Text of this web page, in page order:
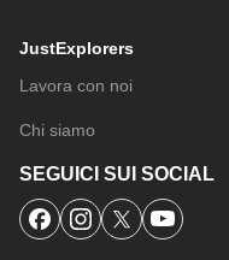
JustExplorers
Lavora con noi
Chi siamo
SEGUICI SUI SOCIAL